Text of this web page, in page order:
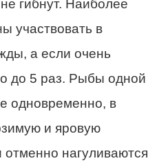
гибнут. Наиболее
участвовать в
а если очень
до 5 раз. Рыбы одной
одновременно, в
и яровую
нагуливаются